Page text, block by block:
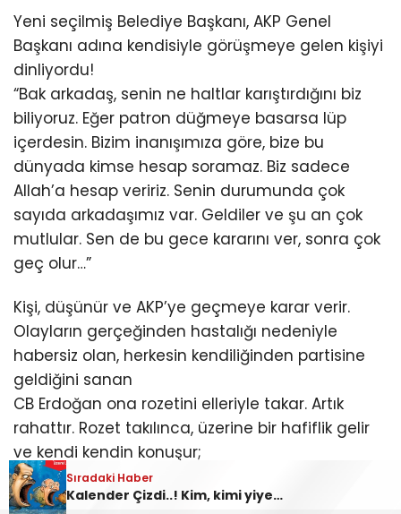
Yeni seçilmiş Belediye Başkanı, AKP Genel
Başkanı adına kendisiyle görüşmeye gelen kişiyi
dinliyordu!
“Bak arkadaş, senin ne haltlar karıştırdığını biz
biliyoruz. Eğer patron düğmeye basarsa lüp
içerdesin. Bizim inanışımıza göre, bize bu
dünyada kimse hesap soramaz. Biz sadece
Allah’a hesap veririz. Senin durumunda çok
sayıda arkadaşımız var. Geldiler ve şu an çok
mutlular. Sen de bu gece kararını ver, sonra çok
geç olur…”
Kişi, düşünür ve AKP’ye geçmeye karar verir.
Olayların gerçeğinden hastalığı nedeniyle
habersiz olan, herkesin kendiliğinden partisine
geldiğini sanan
CB Erdoğan ona rozetini elleriyle takar. Artık
rahattır. Rozet takılınca, üzerine bir hafiflik gelir
ve kendi kendin konuşur;
Ulan bu defa tam yırttık, tam yerine gelmişiz.
Burada çalmayanı, yolsuzluk yapmayanı
Sıradaki Haber
Kalender Çizdi..! Kim, kimi yiyecek?..